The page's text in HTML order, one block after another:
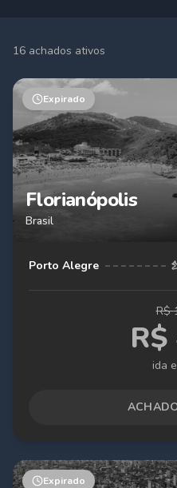
16 achados ativos
Expirado
Florianópolis
Brasil
Porto Alegre
R$
R$
ida
Expirado